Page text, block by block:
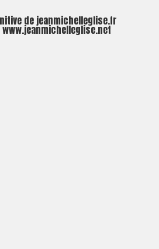
de jeanmichelleglise.fr
www.jeanmichelleglise.net